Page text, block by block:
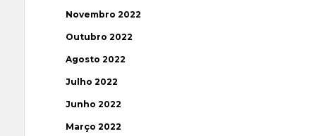
Novembro 2022
Outubro 2022
Agosto 2022
Julho 2022
Junho 2022
Março 2022